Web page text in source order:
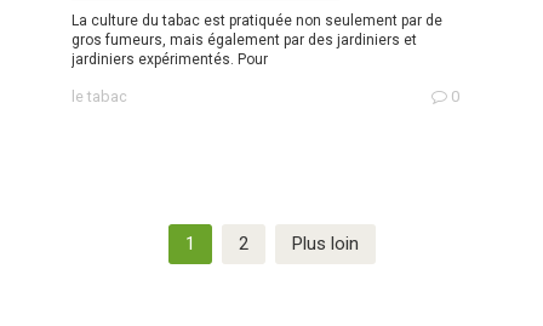
La culture du tabac est pratiquée non seulement par de
gros fumeurs, mais également par des jardiniers et
jardiniers expérimentés. Pour
le tabac 0
1 2 Plus loin